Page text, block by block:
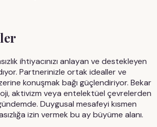
ihtiyacınızı anlayan ve destekleyen
Partnerinizle ortak idealler ve
konuşmak bağı güçlendiriyor. Bekar
aktivizm veya entelektüel çevrelerden
Duygusal mesafeyi kısmen
izin vermek bu ay büyüme alanı.